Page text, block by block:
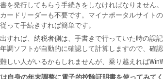
を発行してもらう手続きをしなければなりません
ードリーダーも不要です。マイナポータルサイト
って手続きすれば簡単です。
すれば、納税者側は、手書きで行っていた時の誤
調ソフトが自動的に確認して計算しますので、確
しい人がいるかもしれませんが、乗り越えれば
自身の年末調整に電子的控除証明書を使ってみて